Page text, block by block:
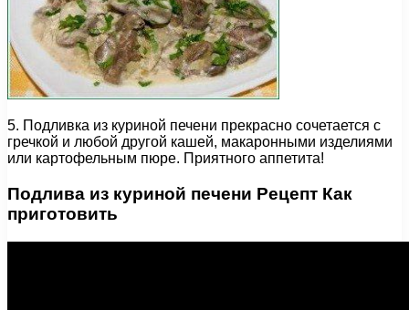
5. Подливка из куриной печени прекрасно сочетается с
гречкой и любой другой кашей, макаронными изделиями
или картофельным пюре. Приятного аппетита!
Подлива из куриной печени Рецепт Как
приготовить